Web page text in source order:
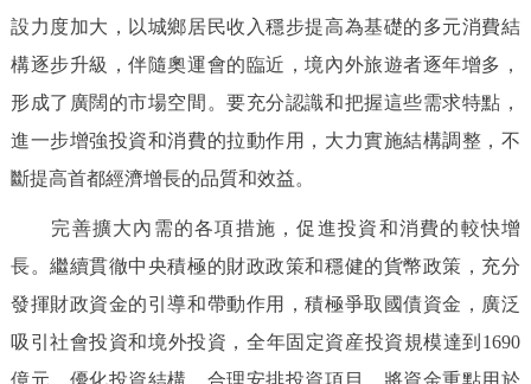
設力度加大，以城鄉居民收入穩步提高為基礎的多元消費結
構逐步升級，伴隨奧運會的臨近，境內外旅遊者逐年增多，
形成了廣闊的市場空間。要充分認識和把握這些需求特點，
進一步增強投資和消費的拉動作用，大力實施結構調整，不
斷提高首都經濟增長的品質和效益。
完善擴大內需的各項措施，促進投資和消費的較快增
長。繼續貫徹中央積極的財政政策和穩健的貨幣政策，充分
發揮財政資金的引導和帶動作用，積極爭取國債資金，廣泛
吸引社會投資和境外投資，全年固定資産投資規模達到1690
億元。優化投資結構，合理安排投資項目，將資金重點用於